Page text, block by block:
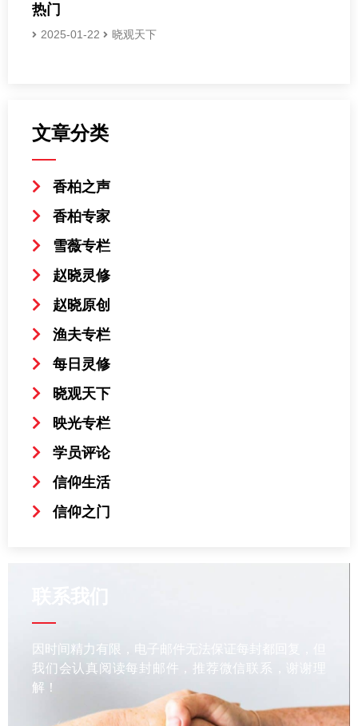
热门
2025-01-22 晓观天下
文章分类
香柏之声
香柏专家
雪薇专栏
赵晓灵修
赵晓原创
渔夫专栏
每日灵修
晓观天下
映光专栏
学员评论
信仰生活
信仰之门
因时间精力有限，电子邮件无法保证每封都回复，但
我们会认真阅读每封邮件，推荐微信联系，谢谢理
解！